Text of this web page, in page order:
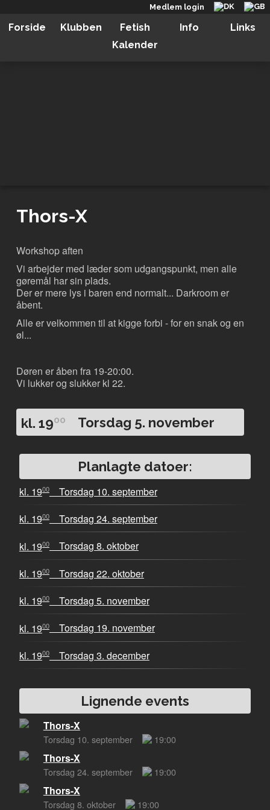
Medlem login
Forside Klubben Fetish Info
Links
Kalender
Thors-X
Workshop aften
Vi arbejder med læder som udgangspunkt, men alle
gøremål har sin plads.
Der er mere lys i baren end normalt... Darkroom er
åbent.
Alle er velkommen til at kigge forbi - for en snak og en
øl...
Døren er åben fra 19-20:00.
Vi lukker og slukker kl 22.
kl. 1900 Torsdag 5. november
Planlagte datoer:
kl. 1900Torsdag 10. september
kl. 1900Torsdag 24. september
kl. 1900Torsdag 8. oktober
kl. 1900Torsdag 22. oktober
kl. 1900Torsdag 5. november
kl. 1900Torsdag 19. november
kl. 1900Torsdag 3. december
Lignende events
Thors-X
Torsdag 10. september 19:00
Thors-X
Torsdag 24. september 19:00
Thors-X
Torsdag 8. oktober 19:00